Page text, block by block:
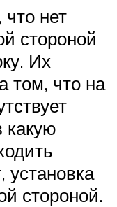
что нет
стороной
Их
том, что на
какую
установка
стороной.